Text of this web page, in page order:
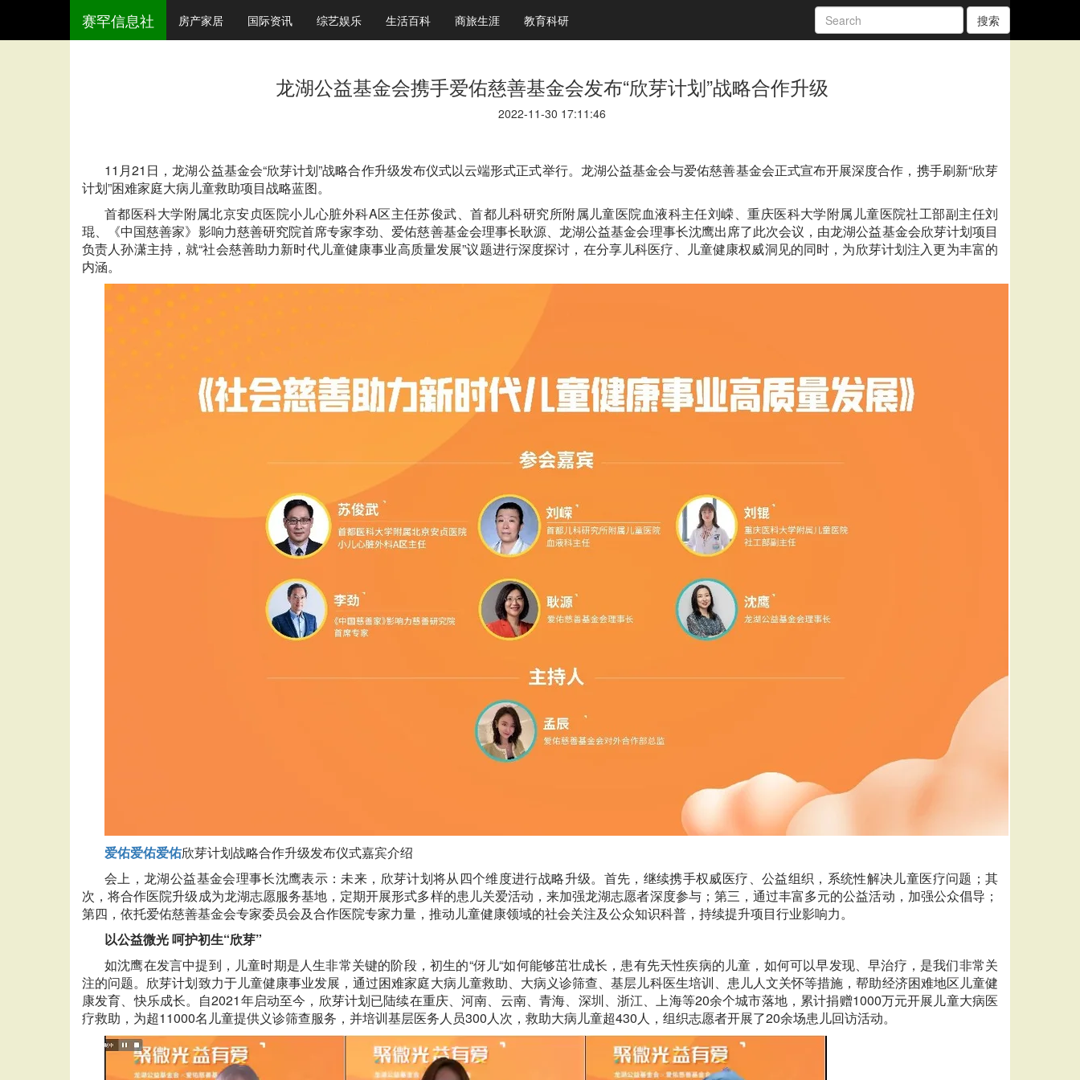
赛罕信息社 房产家居 国际资讯 综艺娱乐 生活百科 商旅生涯 教育科研 搜索
龙湖公益基金会携手爱佑慈善基金会发布“欣芽计划”战略合作升级
2022-11-30 17:11:46
11月21日，龙湖公益基金会“欣芽计划”战略合作升级发布仪式以云端形式正式举行。龙湖公益基金会与爱佑慈善基金会正式宣布开展深度合作，携手刷新“欣芽
计划”困难家庭大病儿童救助项目战略蓝图。
首都医科大学附属北京安贞医院小儿心脏外科A区主任苏俊武、首都儿科研究所附属儿童医院血液科主任刘嵘、重庆医科大学附属儿童医院社工部副主任刘
琨、《中国慈善家》影响力慈善研究院首席专家李劲、爱佑慈善基金会理事长耿源、龙湖公益基金会理事长沈鹰出席了此次会议，由龙湖公益基金会欣芽计划项目
负责人孙潇主持，就“社会慈善助力新时代儿童健康事业高质量发展”议题进行深度探讨，在分享儿科医疗、儿童健康权威洞见的同时，为欣芽计划注入更为丰富的
内涵。
爱佑爱佑爱佑欣芽计划战略合作升级发布仪式嘉宾介绍
会上，龙湖公益基金会理事长沈鹰表示：未来，欣芽计划将从四个维度进行战略升级。首先，继续携手权威医疗、公益组织，系统性解决儿童医疗问题；其
次，将合作医院升级成为龙湖志愿服务基地，定期开展形式多样的患儿关爱活动，来加强龙湖志愿者深度参与；第三，通过丰富多元的公益活动，加强公众倡导；
第四，依托爱佑慈善基金会专家委员会及合作医院专家力量，推动儿童健康领域的社会关注及公众知识科普，持续提升项目行业影响力。
以公益微光 呵护初生“欣芽”
如沈鹰在发言中提到，儿童时期是人生非常关键的阶段，初生的“伢儿“如何能够茁壮成长，患有先天性疾病的儿童，如何可以早发现、早治疗，是我们非常关
注的问题。欣芽计划致力于儿童健康事业发展，通过困难家庭大病儿童救助、大病义诊筛查、基层儿科医生培训、患儿人文关怀等措施，帮助经济困难地区儿童健
康发育、快乐成长。自2021年启动至今，欣芽计划已陆续在重庆、河南、云南、青海、深圳、浙江、上海等20余个城市落地，累计捐赠1000万元开展儿童大病医
疗救助，为超11000名儿童提供义诊筛查服务，并培训基层医务人员300人次，救助大病儿童超430人，组织志愿者开展了20余场患儿回访活动。